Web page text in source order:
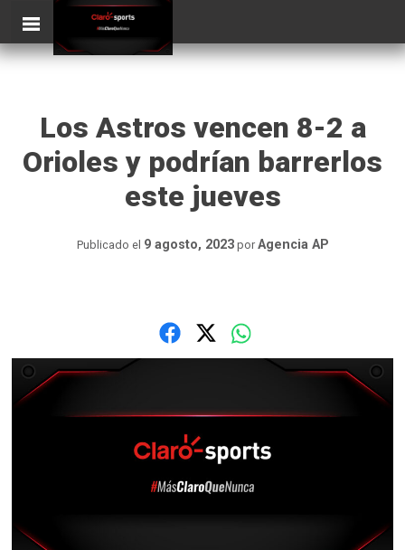
content
ClaroSports
Más Claro que nunca
Los Astros vencen 8-2 a
Orioles y podrían barrerlos
este jueves
Publicado el 9 agosto, 2023por Agencia AP